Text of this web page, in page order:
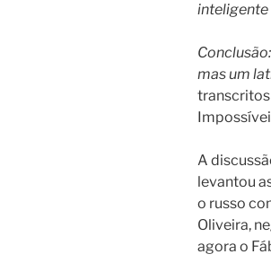
inteligente
mas um
transcritos
A
levantou
o russo
Oliveira,
agora o